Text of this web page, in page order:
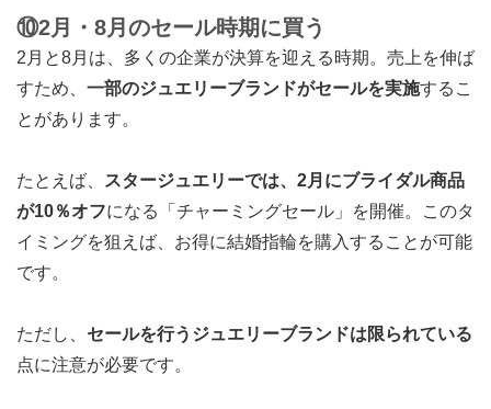
⑩2月・8月のセール時期に買う
2月と8月は、多くの企業が決算を迎える時期。売上を伸ば
すため、 一部のジュエリーブランドがセールを実施するこ
とがあります。
たとえば、
スタージュエリーでは、2月にブライダル商品
が10％オフになる「チャーミングセール」を開催。このタ
イミングを狙えば、お得に結婚指輪を購入することが可能
です。
ただし、 セールを行うジュエリーブランドは限られている
点に注意が必要です。